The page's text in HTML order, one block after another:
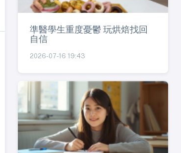
準醫學生重度憂鬱 玩烘焙找回
自信
2026-07-16 19:43